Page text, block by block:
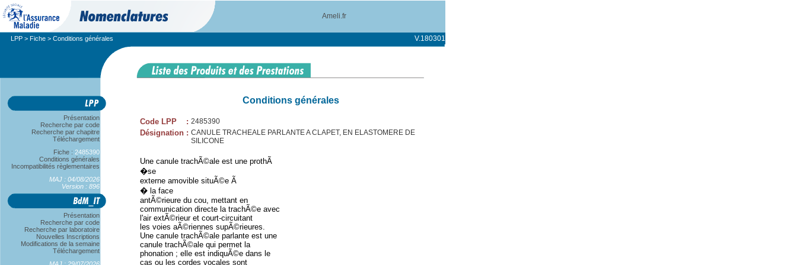
Ameli.fr
LPP > Fiche > Conditions générales V.180301
Présentation
Recherche par code
Recherche par chapitre
Téléchargement
Fiche : 2485390
Conditions générales
Incompatibilités règlementaires
MAJ : 04/08/2026
Version : 896
Présentation
Recherche par code
Recherche par laboratoire
Nouvelles Inscriptions
Modifications de la semaine
Téléchargement
Conditions générales
Code LPP : 2485390
Désignation : CANULE TRACHEALE PARLANTE A CLAPET, EN ELASTOMERE DE
SILICONE
Une canule trachÃ©ale est une prothÃ
�se
externe amovible situÃ©e Ã
� la face
antÃ©rieure du cou, mettant en
communication directe la trachÃ©e avec
l'air extÃ©rieur et court-circuitant
les voies aÃ©riennes supÃ©rieures.
Une canule trachÃ©ale parlante est une
canule trachÃ©ale qui permet la
phonation ; elle est indiquÃ©e dans le
cas ou les cordes vocales sont